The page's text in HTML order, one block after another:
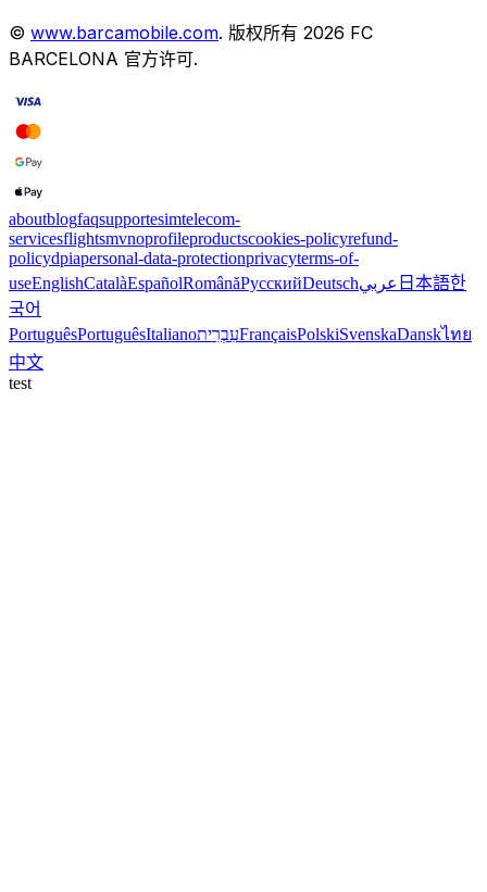
© www.barcamobile.com. 版权所有 2026 FC
BARCELONA 官方许可.
aboutblogfaqsupportesimtelecom-
servicesflightsmvnoprofileproductscookies-policyrefund-
policydpiapersonal-data-protectionprivacyterms-of-
useEnglishCatalàEspañolRomânăРусскийDeutschعربي 日本語한
국어
PortuguêsPortuguêsItalianoעִבְרִיתFrançaisPolskiSvenskaDanskไทย
中文
test